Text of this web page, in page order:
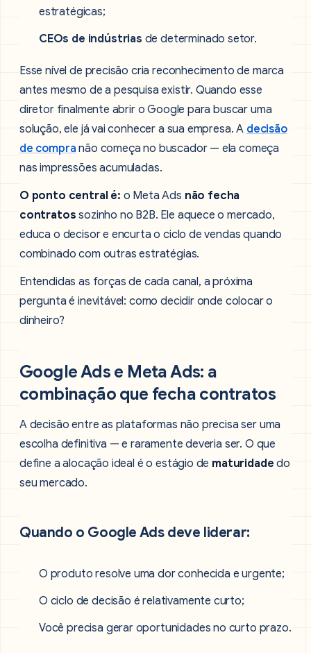
estratégicas;
CEOs de indústrias de determinado setor.
Esse nível de precisão cria reconhecimento de marca
antes mesmo de a pesquisa existir. Quando esse
diretor finalmente abrir o Google para buscar uma
solução, ele já vai conhecer a sua empresa. A decisão
de compra não começa no buscador — ela começa
nas impressões acumuladas.
O ponto central é: o Meta Ads não fecha
contratos sozinho no B2B. Ele aquece o mercado,
educa o decisor e encurta o ciclo de vendas quando
combinado com outras estratégias.
Entendidas as forças de cada canal, a próxima
pergunta é inevitável: como decidir onde colocar o
dinheiro?
Google Ads e Meta Ads: a
combinação que fecha contratos
A decisão entre as plataformas não precisa ser uma
escolha definitiva — e raramente deveria ser. O que
define a alocação ideal é o estágio de maturidade do
seu mercado.
Quando o Google Ads deve liderar:
O produto resolve uma dor conhecida e urgente;
O ciclo de decisão é relativamente curto;
Você precisa gerar oportunidades no curto prazo.